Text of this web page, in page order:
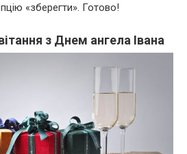
«зберегти». Готово!
з Днем ангела Івана